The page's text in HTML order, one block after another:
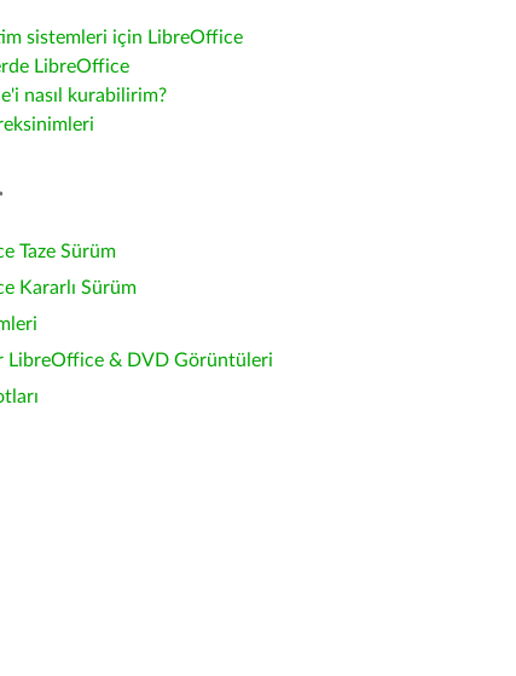
sistemleri için LibreOffice
LibreOffice
nasıl kurabilirim?
Taze Sürüm
Kararlı Sürüm
LibreOffice & DVD Görüntüleri